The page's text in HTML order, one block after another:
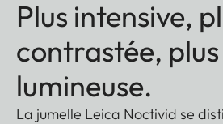
Plus intensive,
contrastée, plus
lumineuse.
La jumelle Leica Noctivid se